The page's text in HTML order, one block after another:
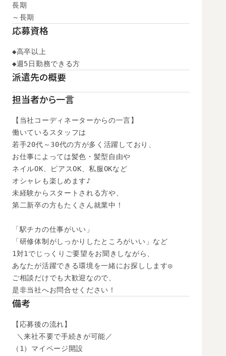
長期
～長期
応募資格
◆高卒以上
◆週5日勤務できる方
派遣先の概要
担当者から一言
【当社コーディネーターからの一言】
働いているスタッフは
若手20代～30代の方が多く活躍しており、
お仕事によっては髪色・髪型自由や
ネイルOK、ピアスOK、私服OKなど
オシャレも楽しめます♪
未経験からスタートされる方や、
第二新卒の方もたくさん就業中！
「駅チカの仕事がいい」
「研修体制がしっかりしたところがいい」など
1対1でじっくりご要望をお聞きしながら、
あなたが活躍できる環境を一緒にお探しします◎
ご相談だけでも大歓迎なので、
是非当社へお問合せください！
備考
【応募後の流れ】
＼来社不要で手続きが可能／
（1）マイページ開設